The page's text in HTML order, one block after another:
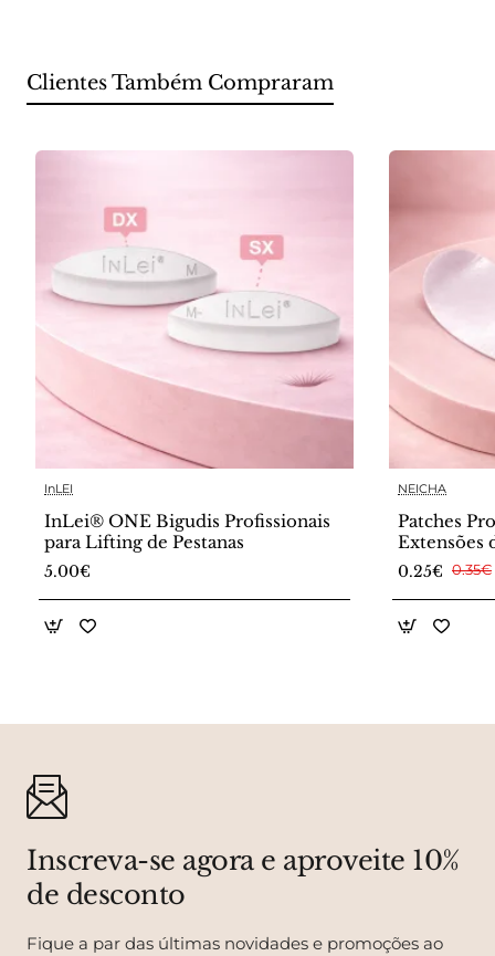
Clientes Também Compraram
InLEI
InLei® ONE Bigudis Profissionais
para Lifting de Pestanas
5.00€
NEICHA
Patches
Extensões
0.25€ 0.35€
Inscreva-se agora e aproveite 10%
de desconto
Fique a par das últimas novidades e promoções ao